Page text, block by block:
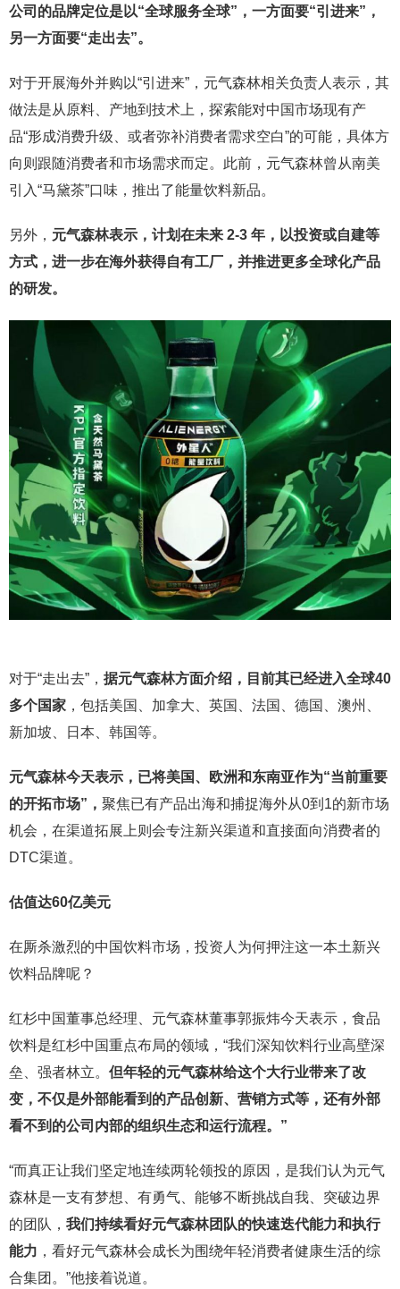
公司的品牌定位是以“全球服务全球”，一方面要“引进来”，
另一方面要“走出去”。
对于开展海外并购以“引进来”，元气森林相关负责人表示，其
做法是从原料、产地到技术上，探索能对中国市场现有产
品“形成消费升级、或者弥补消费者需求空白”的可能，具体方
向则跟随消费者和市场需求而定。此前，元气森林曾从南美
引入“马黛茶”口味，推出了能量饮料新品。
另外， 元气森林表示，计划在未来 2-3 年，以投资或自建等
方式，进一步在海外获得自有工厂，并推进更多全球化产品
的研发。
对于“走出去”， 据元气森林方面介绍，目前其已经进入全球40
多个国家 ，包括美国、加拿大、英国、法国、德国、澳州、
新加坡、日本、韩国等。
元气森林今天表示，已将美国、欧洲和东南亚作为“当前重要
的开拓市场”， 聚焦已有产品出海和捕捉海外从0到1的新市场
机会，在渠道拓展上则会专注新兴渠道和直接面向消费者的
DTC渠道。
估值达60亿美元
在厮杀激烈的中国饮料市场，投资人为何押注这一本土新兴
饮料品牌呢？
红杉中国董事总经理、元气森林董事郭振炜今天表示，食品
饮料是红杉中国重点布局的领域，“我们深知饮料行业高壁深
垒、强者林立。 但年轻的元气森林给这个大行业带来了改
变，不仅是外部能看到的产品创新、营销方式等，还有外部
看不到的公司内部的组织生态和运行流程。”
“而真正让我们坚定地连续两轮领投的原因，是我们认为元气
森林是一支有梦想、有勇气、能够不断挑战自我、突破边界
的团队， 我们持续看好元气森林团队的快速迭代能力和执行
能力 ，看好元气森林会成长为围绕年轻消费者健康生活的综
合集团。”他接着说道。